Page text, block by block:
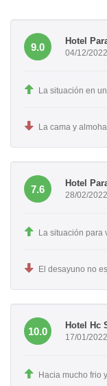
9.0
Hotel
04/12/
La situación en
La cama y
7.6
Hotel
28/02/
La situación para
El desayuno no
10.0
Hotel Hc
17/01/
Hacia mucho frio